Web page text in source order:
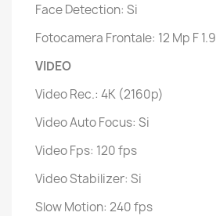
Face Detection: Si
Fotocamera Frontale: 12 Mp F 1.9
VIDEO
Video Rec.: 4K (2160p)
Video Auto Focus: Si
Video Fps: 120 fps
Video Stabilizer: Si
Slow Motion: 240 fps